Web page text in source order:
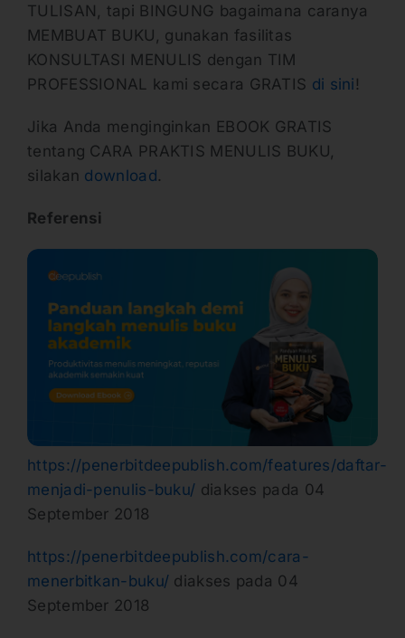
TULISAN, tapi BINGUNG bagaimana caranya
MEMBUAT BUKU, gunakan fasilitas
KONSULTASI MENULIS dengan TIM
PROFESSIONAL kami secara GRATIS di sini !
Jika Anda menginginkan EBOOK GRATIS
tentang CARA PRAKTIS MENULIS BUKU,
silakan download.
Referensi
https://penerbitdeepublish.com/features/daftar-
menjadi-penulis-buku/ diakses pada 04
September 2018
https://penerbitdeepublish.com/cara-
menerbitkan-buku/ diakses pada 04
September 2018